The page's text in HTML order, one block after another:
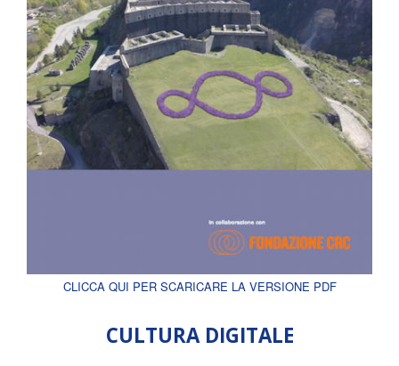
CLICCA QUI PER SCARICARE LA VERSIONE PDF
CULTURA DIGITALE